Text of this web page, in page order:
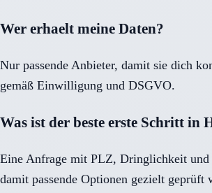
Wer erhaelt meine Daten?
Nur passende Anbieter, damit sie dich
gemäß Einwilligung und DSGVO.
Was ist der beste erste Schritt in
Eine Anfrage mit PLZ, Dringlichkeit
damit passende Optionen gezielt geprüft